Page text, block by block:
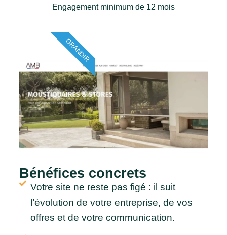
Engagement minimum de 12 mois
GRANDIR
Bénéfices concrets
Votre site ne reste pas figé : il suit
l’évolution de votre entreprise, de vos
offres et de votre communication.